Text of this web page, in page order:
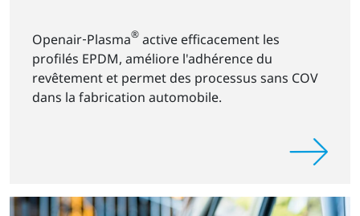
Openair‑Plasma® active efficacement les
profilés EPDM, améliore l'adhérence du
revêtement et permet des processus sans COV
dans la fabrication automobile.